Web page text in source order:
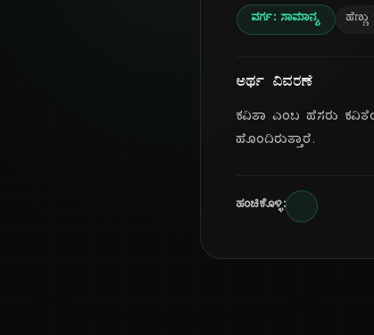
ವರ್ಗ: ಸಾಮಾನ್ಯ ಹೆಣ್ಣು
ಅರ್ಥ ವಿವರಣೆ
ಕವಿತಾ ಎಂಬ ಹೆಸರು
ಹೊಂದಿರುತ್ತಾರೆ.
ಹಂಚಿಕೊಳ್ಳಿ: